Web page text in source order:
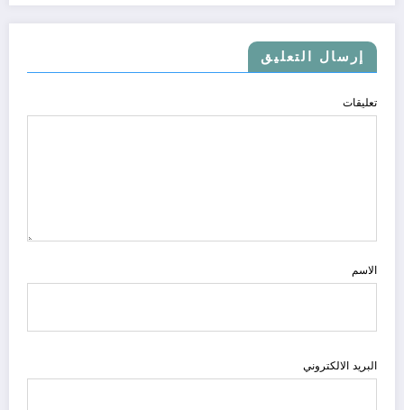
إرسال التعليق
تعليقات
الاسم
البريد الالكتروني